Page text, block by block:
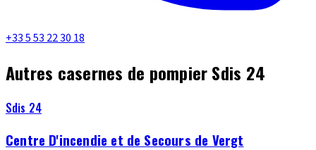
+33 5 53 22 30 18
Autres casernes de pompier Sdis 24
Sdis 24
Centre D'incendie et de Secours de Vergt